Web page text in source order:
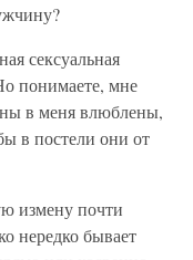
сексуальная
понимаете, мне
в меня влюблены,
в постели они от
измену почти
нередко бывает